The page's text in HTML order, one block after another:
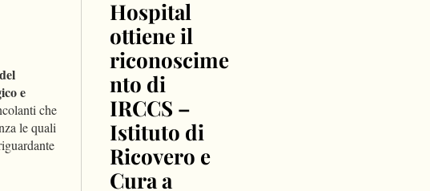
e
che
le quali
Hospital
ottiene il
riconoscime
nto di
IRCCS –
Istituto di
Ricovero e
Cura a